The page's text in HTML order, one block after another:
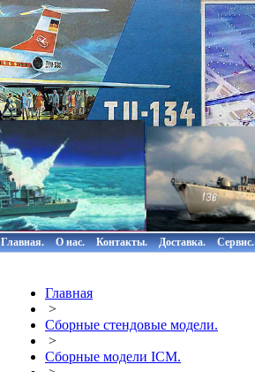
Главная. О нас. Контакты. Доставка. Сервис.
Главная
>
Сборные стендовые модели.
>
Сборные модели ICM.